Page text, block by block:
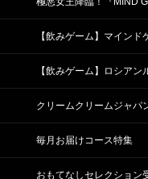
【飲みゲーム】マイン
【飲みゲーム】ロシアン
クリームクリームジャパ
毎月お届けコース特集
おもてなしセレクション